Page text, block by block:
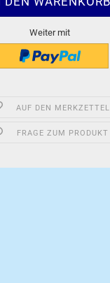
Weiter mit
AUF DEN MERKZETTEL
FRAGE ZUM PRODUKT